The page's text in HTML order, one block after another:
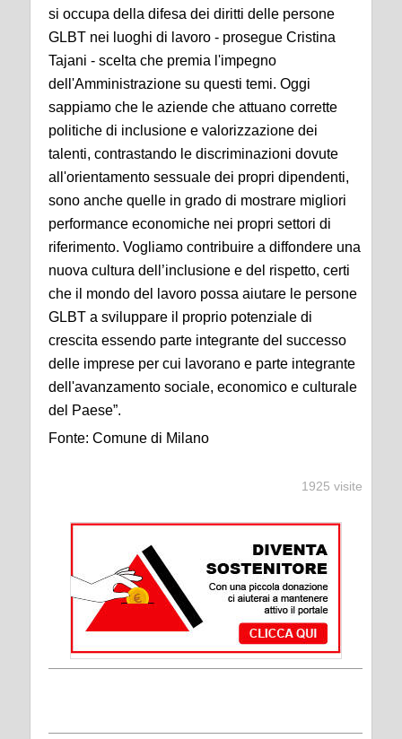
si occupa della difesa dei diritti delle persone
GLBT nei luoghi di lavoro - prosegue Cristina
Tajani - scelta che premia l'impegno
dell'Amministrazione su questi temi. Oggi
sappiamo che le aziende che attuano corrette
politiche di inclusione e valorizzazione dei
talenti, contrastando le discriminazioni dovute
all'orientamento sessuale dei propri dipendenti,
sono anche quelle in grado di mostrare migliori
performance economiche nei propri settori di
riferimento. Vogliamo contribuire a diffondere una
nuova cultura dell’inclusione e del rispetto, certi
che il mondo del lavoro possa aiutare le persone
GLBT a sviluppare il proprio potenziale di
crescita essendo parte integrante del successo
delle imprese per cui lavorano e parte integrante
dell'avanzamento sociale, economico e culturale
del Paese”.
Fonte: Comune di Milano
1925 visite